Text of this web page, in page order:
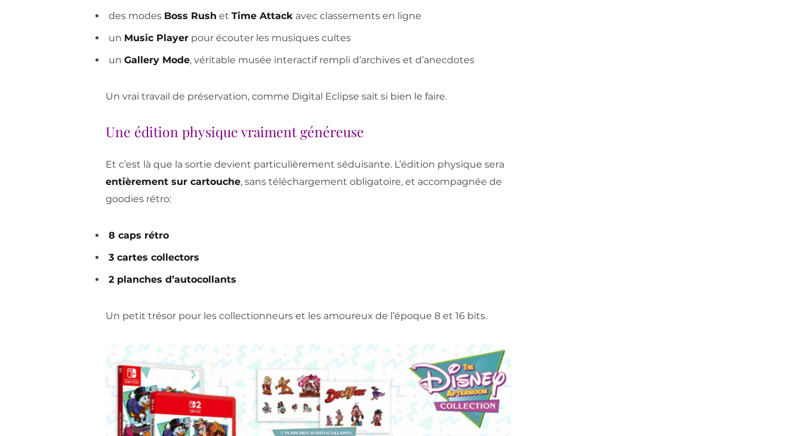
des modes Boss Rush et Time Attack avec classements en ligne
un Music Player pour écouter les musiques cultes
un Gallery Mode, véritable musée interactif rempli d’archives et d’anecdotes
Un vrai travail de préservation, comme Digital Eclipse sait si bien le faire.
Une édition physique vraiment généreuse
Et c’est là que la sortie devient particulièrement séduisante. L’édition physique sera
entièrement sur cartouche, sans téléchargement obligatoire, et accompagnée de
goodies rétro:
8 caps rétro
3 cartes collectors
2 planches d’autocollants
Un petit trésor pour les collectionneurs et les amoureux de l’époque 8 et 16 bits.